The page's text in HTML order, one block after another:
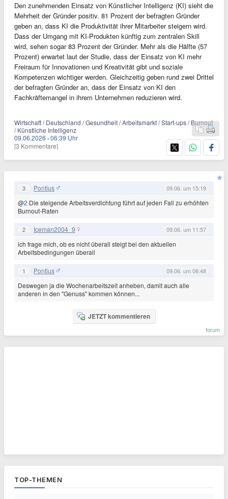
Den zunehmenden Einsatz von Künstlicher Intelligenz (KI) sieht die
Mehrheit der Gründer positiv. 81 Prozent der befragten Gründer
geben an, dass KI die Produktivität ihrer Mitarbeiter steigern wird.
Dass der Umgang mit KI-Produkten künftig zum zentralen Skill
wird, sehen sogar 83 Prozent der Gründer. Mehr als die Hälfte (57
Prozent) erwartet laut der Studie, dass der Einsatz von KI mehr
Freiraum für Innovationen und Kreativität gibt und soziale
Kompetenzen wichtiger werden. Gleichzeitig geben rund zwei Drittel
der befragten Gründer an, dass der Einsatz von KI den
Fachkräftemangel in ihrem Unternehmen reduzieren wird.
Wirtschaft / Deutschland / Gesundheit / Arbeitsmarkt / Start-ups / Burnout
/ Künstliche Intelligenz
09.06.2026 ·06:39 Uhr
[3 Kommentare]
3 Pontius 09.06. um 15:19
@2 Die steigende Arbeitsverdichtung führt auf jeden Fall zu erhöhten
Burnout-Raten
2 Iceman2004_9 09.06. um 11:57
ich frage mich, ob es nicht überall steigt bei den aktuellen
Arbeitsbedingungen überall
1 Pontius 09.06. um 06:48
Deswegen ja die Wochenarbeitszeit anheben, damit auch alle
anderen in den "Genuss" kommen können...
JETZT kommentieren
forum
TOP-THEMEN